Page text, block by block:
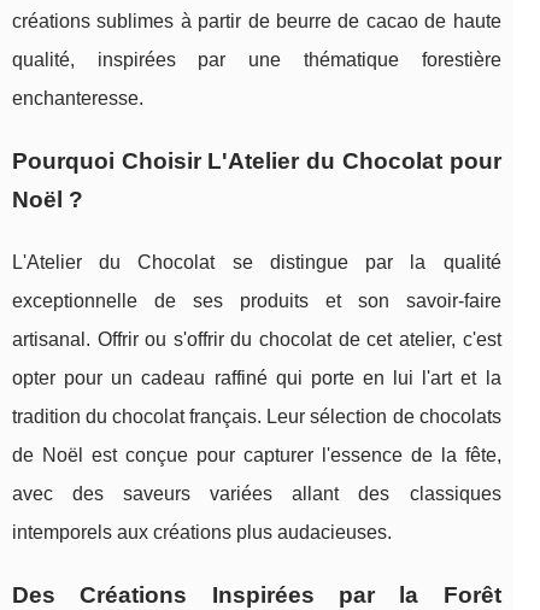
créations sublimes à partir de beurre de cacao de haute
qualité, inspirées par une thématique forestière
enchanteresse.
Pourquoi Choisir L'Atelier du Chocolat pour
Noël ?
L'Atelier du Chocolat se distingue par la qualité
exceptionnelle de ses produits et son savoir-faire
artisanal. Offrir ou s'offrir du chocolat de cet atelier, c'est
opter pour un cadeau raffiné qui porte en lui l'art et la
tradition du chocolat français. Leur sélection de chocolats
de Noël est conçue pour capturer l'essence de la fête,
avec des saveurs variées allant des classiques
intemporels aux créations plus audacieuses.
Des Créations Inspirées par la Forêt